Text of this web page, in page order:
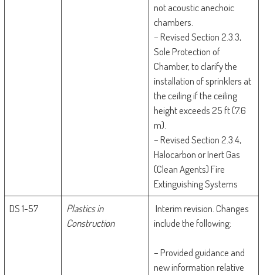
not acoustic anechoic
chambers.
– Revised Section 2.3.3,
Sole Protection of
Chamber, to clarify the
installation of sprinklers at
the ceiling if the ceiling
height exceeds 25 ft (7.6
m).
– Revised Section 2.3.4,
Halocarbon or Inert Gas
(Clean Agents) Fire
Extinguishing Systems
DS 1-57
Plastics in
Construction
Interim revision. Changes
include the following:
– Provided guidance and
new information relative